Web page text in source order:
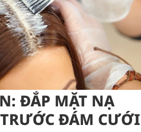
ĐẮP MẶT NẠ
ĐÁM CƯỚI